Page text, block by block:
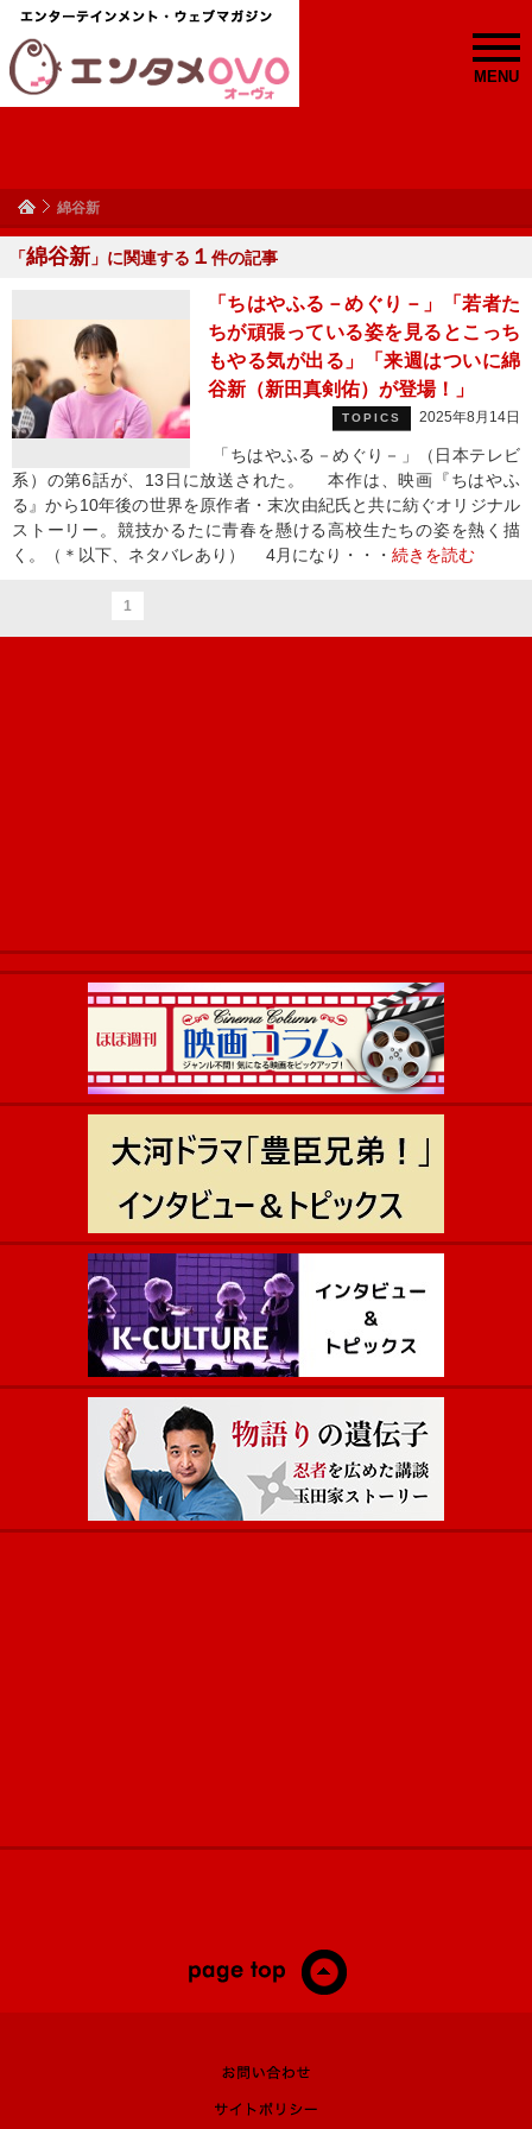
MENU
綿谷新
「綿谷新 」に関連する １ 件の記事
「ちはやふる－めぐり－」「若者た
ちが頑張っている姿を見るとこっち
もやる気が出る」「来週はついに綿
谷新（新田真剣佑）が登場！」
TOPICS 2025年8月14日
「ちはやふる－めぐり－」（日本テレビ
系）の第6話が、13日に放送された。 本作は、映画『ちはやふ
る』から10年後の世界を原作者・末次由紀氏と共に紡ぐオリジナル
ストーリー。競技かるたに青春を懸ける高校生たちの姿を熱く描
く。（＊以下、ネタバレあり） 4月になり・・・ 続きを読む
1